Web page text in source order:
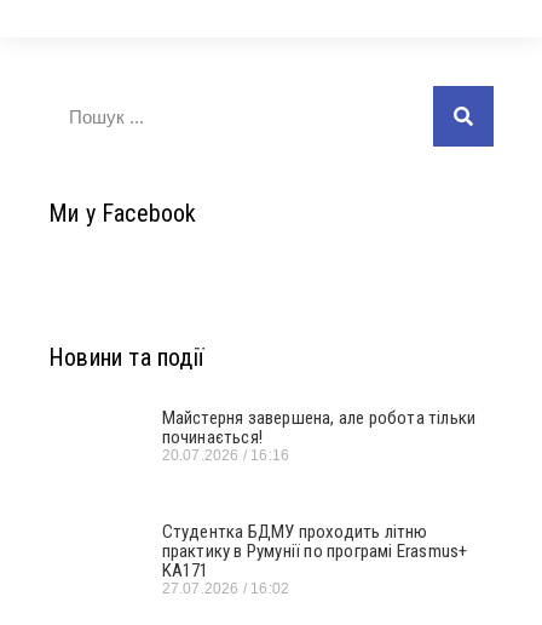
Ми у Facebook
Новини та події
Майстерня завершена, але робота тільки
починається!
20.07.2026 16:16
Студентка БДМУ проходить літню
практику в Румунії по програмі Erasmus+
KA171
27.07.2026 16:02